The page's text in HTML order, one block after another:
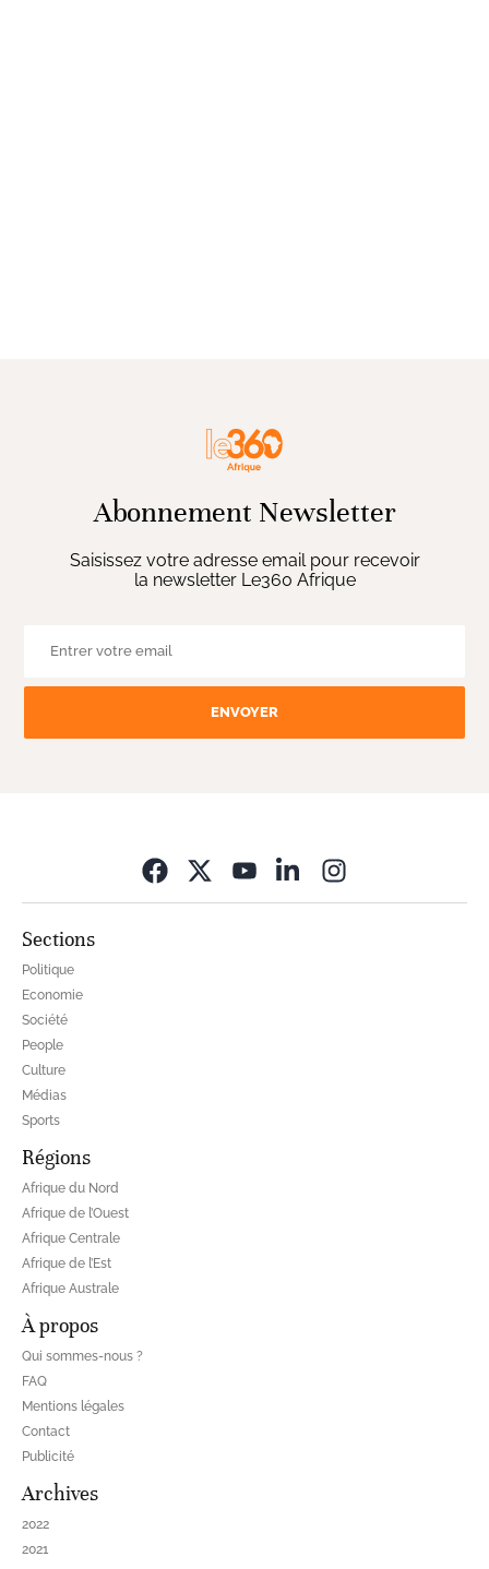
Abonnement Newsletter
Saisissez votre adresse email pour recevoir
la newsletter Le360 Afrique
ENVOYER
Sections
Politique
Economie
Société
People
Culture
Médias
Sports
Régions
Afrique du Nord
Afrique de l’Ouest
Afrique Centrale
Afrique de l’Est
Afrique Australe
À propos
Qui sommes-nous ?
FAQ
Mentions légales
Contact
Publicité
Archives
2022
2021